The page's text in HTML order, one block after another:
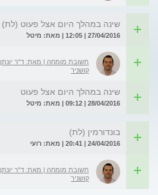
שינה במהלך היום אצל פעוט (לת)
27/04/2016 | 12:05 | מאת: מיטל
תשובת מומחה | מאת: ד"ר יונתן
קושניר
שינה במהלך היום אצל פעוט
28/04/2016 | 09:12 | מאת: מיטל
בונדורמין (לת)
24/04/2016 | 20:41 | מאת: רועי
תשובת מומחה | מאת: ד"ר יונתן
קושניר